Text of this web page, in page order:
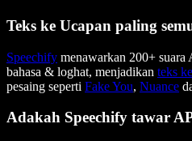
Teks ke Ucapan paling
Speechify menawarkan 200+
bahasa & loghat, menjadikan teks
pesaing seperti Fake You, Nuance
Adakah Speechify tawar